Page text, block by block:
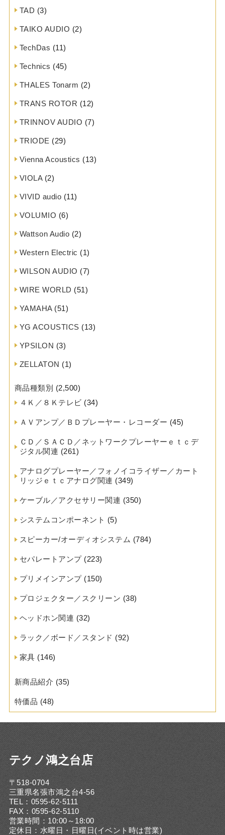
TAD (3)
TAIKO AUDIO (2)
TechDas (11)
Technics (45)
THALES Tonarm (2)
TRANS ROTOR (12)
TRINNOV AUDIO (7)
TRIODE (29)
Vienna Acoustics (13)
VIOLA(2)
VIVID audio (11)
VOLUMIO (6)
Wattson Audio (2)
Western Electric (1)
WILSON AUDIO (7)
WIRE WORLD (51)
YAMAHA(51)
YG ACOUSTICS (13)
YPSILON (3)
ZELLATON (1)
商品種類別 (2,500)
４Ｋ／８Ｋテレビ (34)
ＡＶアンプ／ＢＤプレーヤー・レコーダー (45)
ＣＤ／ＳＡＣＤ／ネットワークプレーヤーｅｔｃデ
ジタル関連 (261)
アナログプレーヤー／フォノイコライザー／カート
リッジｅｔｃアナログ関連 (349)
ケーブル／アクセサリー関連 (350)
システムコンポーネント (5)
スピーカー/オーディオシステム (784)
セパレートアンプ(223)
プリメインアンプ(150)
プロジェクター／スクリーン (38)
ヘッドホン関連 (32)
ラック／ボード／スタンド (92)
家具 (146)
新商品紹介 (35)
特価品 (48)
テクノ鴻之台店
〒518-0704
三重県名張市鴻之台4-56
TEL：0595-62-5111
FAX：0595-62-5110
営業時間：10:00～18:00
定休日：水曜日・日曜日(イベント時は営業)